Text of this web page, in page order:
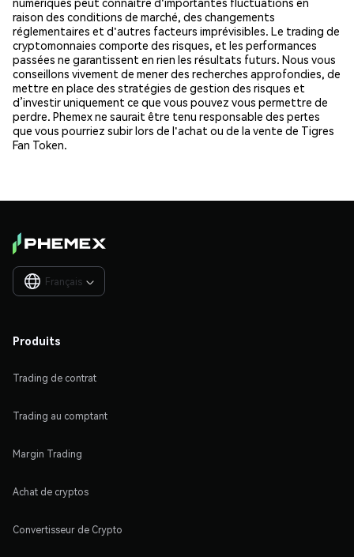
raison des conditions de marché, des changements
réglementaires et d'autres facteurs imprévisibles. Le trading de
cryptomonnaies comporte des risques, et les performances
passées ne garantissent en rien les résultats futurs. Nous vous
conseillons vivement de mener des recherches approfondies, de
mettre en place des stratégies de gestion des risques et
d’investir uniquement ce que vous pouvez vous permettre de
perdre. Phemex ne saurait être tenu responsable des pertes
que vous pourriez subir lors de l'achat ou de la vente de Tigres
Fan Token.
Français 
Produits
Trading de contrat
Trading au comptant
Margin Trading
Achat de cryptos
Convertisseur de Crypto